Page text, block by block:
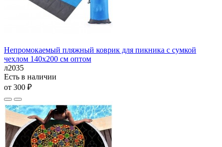
Непромокаемый пляжный коврик для пикника с сумкой
чехлом 140х200 см оптом
л2035
Есть в наличии
от 300 ₽